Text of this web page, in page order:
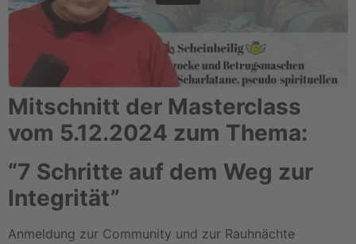
Mitschnitt der Masterclass
vom 5.12.2024 zum Thema:
“7 Schritte auf dem Weg zur
Integrität”
Anmeldung zur Community und zur Rauhnächte